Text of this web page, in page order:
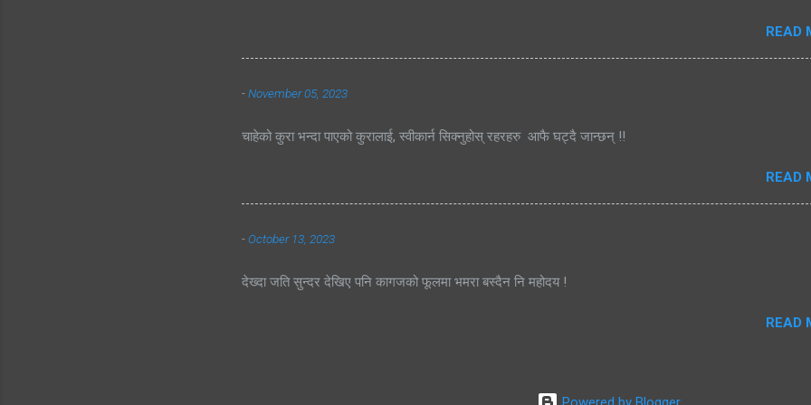
READ
-November 05, 2023
चाहेको कुरा भन्दा पाएको कुरालाई, स्वीकार्न सिक्नुहोस् रहरहरु आफै घट्दै जान्छन् !!
READ
-October 13, 2023
देख्दा जति सुन्दर देखिए पनि कागजको फूलमा भमरा बस्दैन नि महोदय !
READ